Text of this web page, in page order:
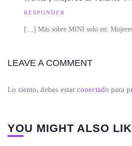
RESPONDER
[…] Más sobre MINI solo en:
LEAVE A COMMENT
Lo siento, debes estar conectado para
YOU MIGHT ALSO